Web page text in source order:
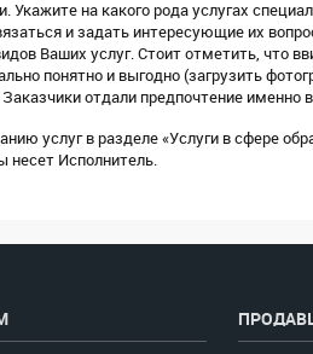
Укажите на какого рода услугах
и задать интересующие их
Ваших услуг. Стоит отметить, что
понятно и выгодно (загрузить
отдали предпочтение именно
услуг в разделе «Услуги в сфере
несет Исполнитель.